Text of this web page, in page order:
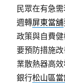
民眾在有急
週轉屏東當舖
政策與自費
要預防措施
業散熱器高
銀行松山區